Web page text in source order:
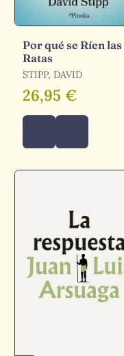
Por qué se Ríen las
Ratas
STIPP, DAVID
26,95 €